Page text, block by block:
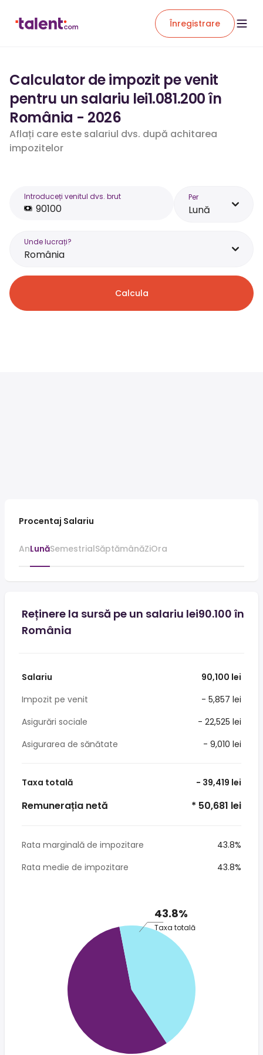
Înregistrare
Calculator de impozit pe venit
pentru un salariu lei1.081.200 în
România - 2026
Aflați care este salariul dvs. după achitarea
impozitelor
Introduceți venitul dvs. brut Per
Lună
Unde lucrați?
România
Calcula
Procentaj Salariu
AnLunăSemestrialSăptămânăZiOra
Reținere la sursă pe un salariu lei90.100 în
România
Salariu
90,100 lei
Impozit pe venit
- 5,857 lei
Asigurări sociale
- 22,525 lei
Asigurarea de sănătate
- 9,010 lei
Taxa totală - 39,419 lei
Remunerația netă * 50,681 lei
Rata marginală de impozitare
43.8%
Rata medie de impozitare
43.8%
43.8%
Taxa totală